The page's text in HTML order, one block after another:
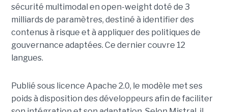
sécurité multimodal en open-weight doté de 3
milliards de paramètres, destiné à identifier des
contenus à risque et à appliquer des politiques de
gouvernance adaptées. Ce derniercouvre 12
langues.
Publié sous licence Apache 2.0, le modèle met ses
poids à disposition des développeurs afin de faciliter